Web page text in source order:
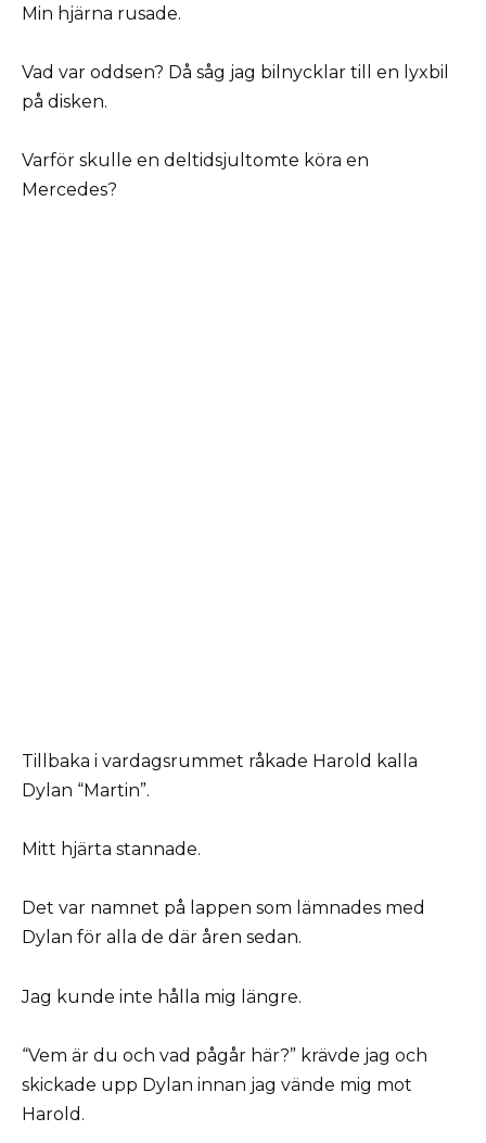
Min hjärna rusade.
Vad var oddsen? Då såg jag bilnycklar till en lyxbil
på disken.
Varför skulle en deltidsjultomte köra en
Mercedes?
Tillbaka i vardagsrummet råkade Harold kalla
Dylan “Martin”.
Mitt hjärta stannade.
Det var namnet på lappen som lämnades med
Dylan för alla de där åren sedan.
Jag kunde inte hålla mig längre.
“Vem är du och vad pågår här?” krävde jag och
skickade upp Dylan innan jag vände mig mot
Harold.